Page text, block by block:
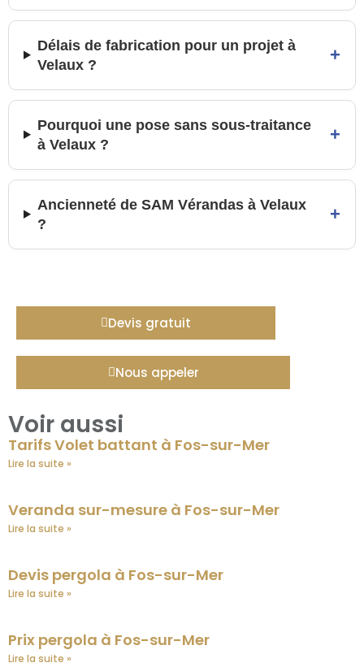
Délais de fabrication pour un projet à
Velaux ?
+
Pourquoi une pose sans sous-traitance
à Velaux ?
+
Ancienneté de SAM Vérandas à Velaux
?
+
Devis gratuit
Nous appeler
Voir aussi
Tarifs Volet battant à Fos-sur-Mer
Lire la suite »
Veranda sur-mesure à Fos-sur-Mer
Lire la suite »
Devis pergola à Fos-sur-Mer
Lire la suite »
Prix pergola à Fos-sur-Mer
Lire la suite »